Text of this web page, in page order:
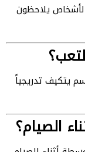
يلاحظون
يتكيف تدريجياً
الصيام؟